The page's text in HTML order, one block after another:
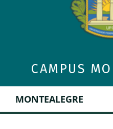
CAMPUS
MONTEALEGRE